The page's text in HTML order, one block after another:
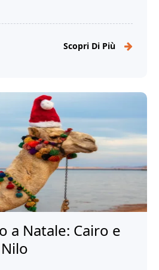
Scopri Di Più
a Natale: Cairo e